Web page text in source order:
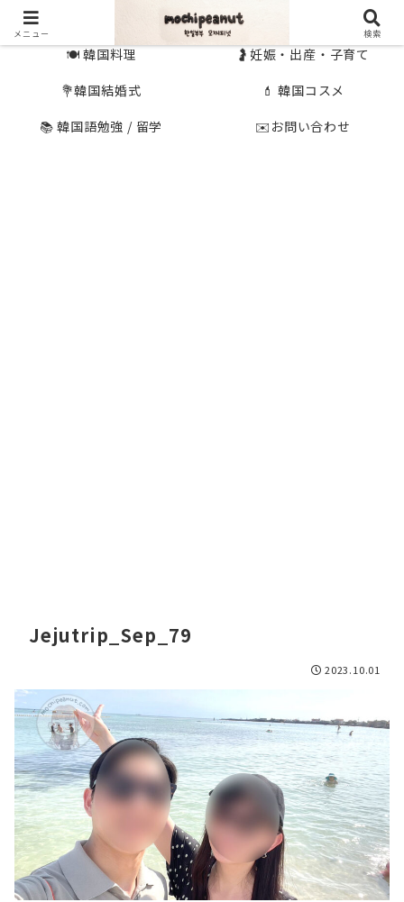
🍽 韓国料理
🤰妊娠・出産・子育て
💐韓国結婚式
💄 韓国コスメ
📚 韓国語勉強 / 留学
✉️お問い合わせ
Jejutrip_Sep_79
2023.10.01
メニュー 検索